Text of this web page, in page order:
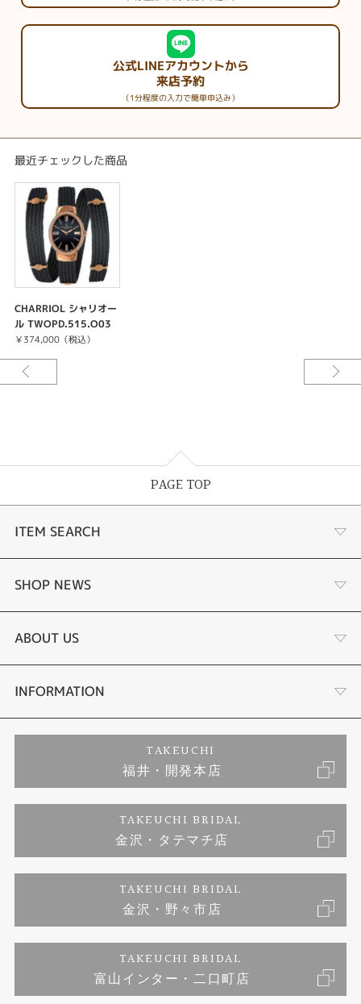
公式LINEアカウントから
来店予約
（1分程度の入力で簡単申込み）
最近チェックした商品
CHARRIOL シャリオー
ル TWOPD.515.O03
￥374,000（税込）
PAGE TOP
ITEM SEARCH
婚約指輪
結婚指輪
セットリング
婚約ネックレス
エタニティリング
SHOP NEWS
タケウチのこだわり
プロポーズサポート
ブランドリスト
ジュエリーリフォーム
福井指輪工房｜手作りペアリング
福井指輪工房｜手作り結婚指輪 and 婚約指輪
福井指輪工房｜手作り婚約指輪 プロポーズプラン
ABOUT US
会社概要
お客様の声
INFORMATION
プライバシーポリシー
TAKEUCHI
福井・開発本店
TAKEUCHI BRIDAL
金沢・タテマチ店
TAKEUCHI BRIDAL
金沢・野々市店
TAKEUCHI BRIDAL
富山インター・二口町店